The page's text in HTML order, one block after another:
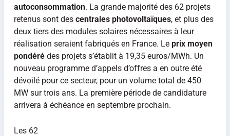
autoconsommation. La grande majorité des 62 projets
retenus sont des centrales photovoltaïques, et plus des
deux tiers des modules solaires nécessaires à leur
réalisation seraient fabriqués en France. Le prix moyen
pondérédes projets s’établit à 19,35 euros/MWh. Un
nouveau programme d’appels d’offres a en outre été
dévoilé pour ce secteur, pour un volume total de 450
MW sur trois ans. La première période de candidature
arrivera à échéance en septembre prochain.
Les 62